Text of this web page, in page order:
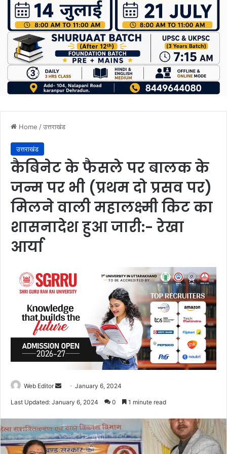
Home /उत्तराखंड
उत्तराखंड
कैबिनेट के फैसले पर बालक के
जन्म पर भी (प्रथम दो प्रसव पर)
मिलने वाली महालक्ष्मी किट का
शासनादेश हुआ जारी:- रेखा
आर्या
Web Editor
a
n
January 6, 2024
Last Updated: January 6, 2024 0 1 minute read